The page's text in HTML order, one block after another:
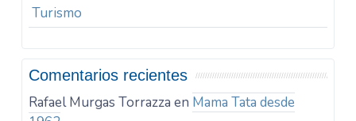
Turismo
Comentarios recientes
Rafael Murgas Torrazza en Mama Tata desde